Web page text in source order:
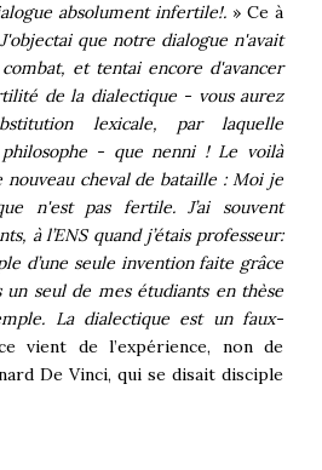
absolument infertile!. » Ce à
J'objectai que notre dialogue n'avait
et tentai encore d'avancer
de la dialectique - vous aurez
lexicale, par laquelle
- que nenni ! Le voilà
nouveau cheval de bataille : Moi je
n'est pas fertile. J’ai souvent
à l’ENS quand j’étais professeur:
d’une seule invention faite grâce
un seul de mes étudiants en thèse
La dialectique est un faux-
vient de l’expérience, non de
De Vinci, qui se disait disciple